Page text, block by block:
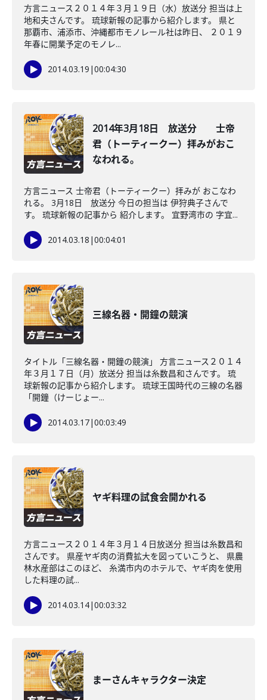
方言ニュース２０１４年３月１９日（水）放送分 担当は上
地和夫さんです。 琉球新報の記事から紹介します。 県と
那覇市、浦添市、沖縄都市モノレール社は昨日、 ２０１９
年春に開業予定のモノレ...
2014.03.19 |00:04:30
2014年3月18日 放送分 士帝
君（トーティークー）拝みがおこ
なわれる。
方言ニュース 士帝君（トーティークー）拝みが おこなわ
れる。 3月18日 放送分 今日の担当は 伊狩典子さんで
す。 琉球新報の記事から 紹介します。 宜野湾市の 字宜...
2014.03.18 |00:04:01
三線名器・開鐘の競演
タイトル「三線名器・開鐘の競演」 方言ニュース２０１４
年３月１７日（月）放送分 担当は糸数昌和さんです。 琉
球新報の記事から紹介します。 琉球王国時代の三線の名器
「開鐘（けーじょー...
2014.03.17|00:03:49
ヤギ料理の試食会開かれる
方言ニュース２０１４年３月１４日放送分 担当は糸数昌和
さんです。 県産ヤギ肉の消費拡大を図っていこうと、 県農
林水産部はこのほど、 糸満市内のホテルで、ヤギ肉を使用
した料理の試...
2014.03.14|00:03:32
まーさんキャラクター決定